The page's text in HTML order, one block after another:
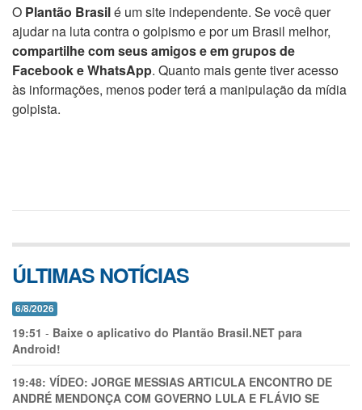
O Plantão Brasilé um site independente. Se você quer
ajudar na luta contra o golpismo e por um Brasil melhor,
compartilhe com seus amigos e em grupos de
Facebook e WhatsApp. Quanto mais gente tiver acesso
às informações, menos poder terá a manipulação da mídia
golpista.
ÚLTIMAS NOTÍCIAS
6/8/2026
19:51 - Baixe o aplicativo do Plantão Brasil.NET para
Android!
19:48: VÍDEO: JORGE MESSIAS ARTICULA ENCONTRO DE
ANDRÉ MENDONÇA COM GOVERNO LULA E FLÁVIO SE